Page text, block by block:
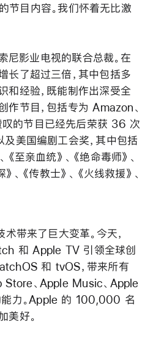
节目内容。我们怀着无比激
影业电视的联合总裁。在
长了超过三倍，其中包括多
和经验，既能制作出深受全
作节目，包括专为 Amazon、
的节目已经先后荣获 36 次
及美国编剧工会奖，其中包括
至亲血统》、《绝命毒师》、
、《传教士》、《火线救援》、
带来了巨大变革。今天，
和 Apple TV 引领全球创
和 tvOS，带来所有
Store、Apple Music、Apple
力。Apple 的 100,000 名
美好。